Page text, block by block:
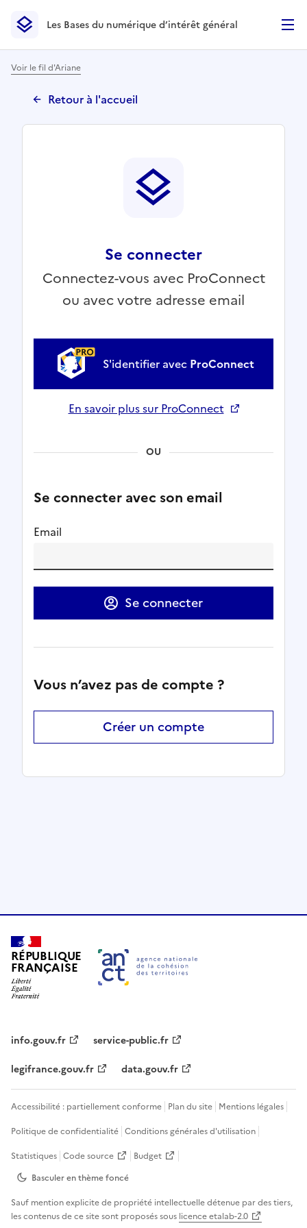
Les Bases du numérique d’intérêt général- Retour à la
Les Bases du numérique d’intérêt général
Voir le fil d'Ariane
Retour à l'accueil
Se connecter
Connectez-vous avec ProConnect
ou avec votre adresse email
S'identifier avec ProConnect
En savoir plus sur ProConnect
OU
Se connecter avec son email
Email
Se connecter
Vous n’avez pas de compte ?
Créer un compte
RÉPUBLIQUE
FRANÇAISE
info.gouv.fr
service-public.fr
legifrance.gouv.fr
data.gouv.fr
Accessibilité : partiellement conforme Plan du site Mentions légales
Politique de confidentialité Conditions générales d'utilisation
Statistiques Code source
Budget
Basculer en thèmefoncé
Sauf mention explicite de propriété intellectuelle détenue par des tiers,
les contenus de ce site sont proposés sous licence etalab-2.0